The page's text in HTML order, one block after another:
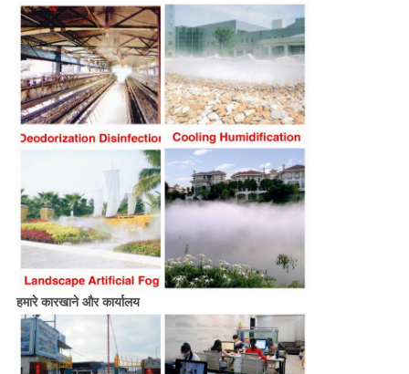
हमारे कारखाने और कार्यालय